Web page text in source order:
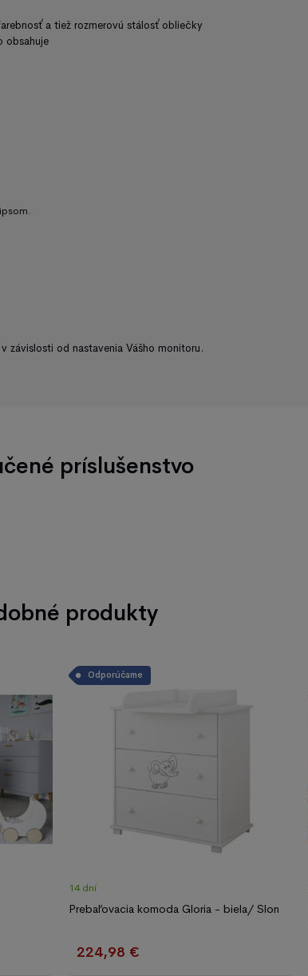
a tiež rozmerovú stálosť obliečky
obsahuje
.
závislosti od nastavenia Vášho monitoru.
príslušenstvo
produkty
Odporúčame
14 dní
Prebaľovacia komoda Gloria - biela/ Slon
224,98 €